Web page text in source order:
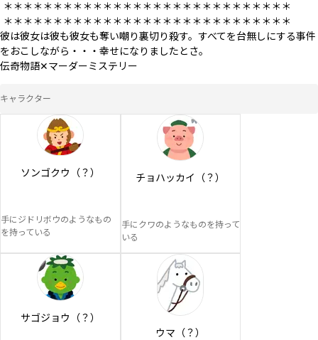
彼は彼女は彼も彼女も奪い嘲り裏切り殺す。すべてを台無しにする事件
をおこしながら・・・幸せになりましたとさ。
伝奇物語✕マーダーミステリー
キャラクター
ソンゴクウ（？）
手にジドリボウのようなもの
を持っている
チョハッカイ（？）
手にクワのようなものを持って
いる
サゴジョウ（？）
ウマ（？）